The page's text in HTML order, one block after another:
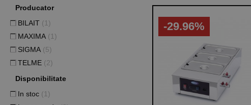
-29.96%
Producator
BILAIT (1)
MAXIMA (1)
SIGMA (5)
TELME (2)
Disponibilitate
In stoc (1)